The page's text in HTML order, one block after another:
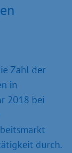
Zahl der
in
2018 bei
durch.